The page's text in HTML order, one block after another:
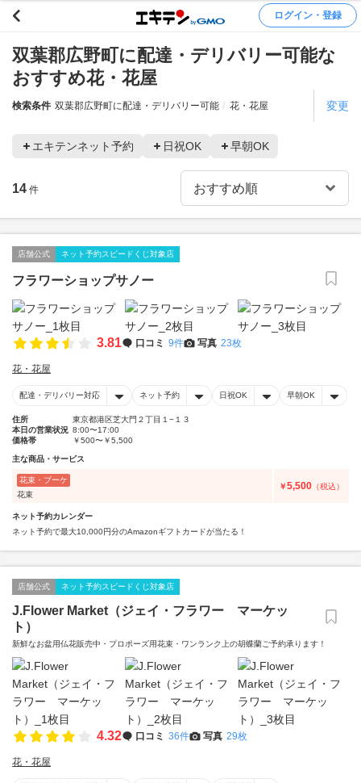
ログイン・登録
双葉郡広野町に配達・デリバリー可能な
おすすめ花・花屋
検索条件 双葉郡広野町に配達・デリバリー可能 花・花屋 変更
エキテンネット予約 日祝OK 早朝OK
14 件
店舗公式 ネット予約スピードくじ対象店
フラワーショップサノー
3.81 口コミ 9件 写真 23枚
花・花屋
配達・デリバリー対応 ネット予約 日祝OK 早朝OK
住所
東京都港区芝大門２丁目１−１３
本日の営業状況 8:00〜17:00
価格帯
￥500〜￥5,500
主な商品・サービス
花束・ブーケ
花束
￥5,500 （税込）
ネット予約カレンダー
ネット予約で最大10,000円分のAmazonギフトカードが当たる！
店舗公式 ネット予約スピードくじ対象店
J.Flower Market（ジェイ・フラワー マーケッ
ト）
新鮮なお盆用仏花販売中・プロポーズ用花束・ワンランク上の胡蝶蘭ご予約承ります！
4.32 口コミ 36件 写真 29枚
花・花屋